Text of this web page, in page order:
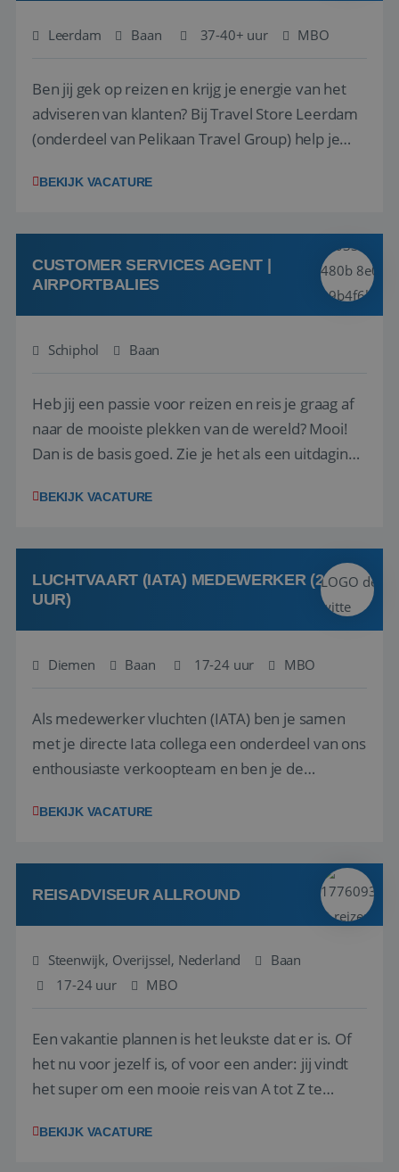
Leerdam Baan 37-40+ uur MBO
Ben jij gek op reizen en krijg je energie van het
adviseren van klanten? Bij Travel Store Leerdam
(onderdeel van Pelikaan Travel Group) help je
vinden. Samen maken we van elke reis een
hebt in de reisbranche of j...
BEKIJK VACATURE
CUSTOMER SERVICES AGENT |
AIRPORTBALIES
Schiphol Baan
Heb jij een passie voor reizen en reis je graag af
naar de mooiste plekken van de wereld? Mooi!
Dan is de basis goed. Zie je het als een uitdaging
het samenstellen en boeken van de perfecte
deze onderdelen zijn nu samen gevoegd...
BEKIJK VACATURE
LUCHTVAART (IATA) MEDEWERKER (24-32
UUR)
Diemen Baan 17-24 uur MBO
Als medewerker vluchten (IATA) ben je samen
met je directe Iata collega een onderdeel van ons
enthousiaste verkoopteam en ben je de
en tarieven waar je collega’s niet uitkomen.
kwaliteitsbewaking van alles wat met IATA te m...
BEKIJK VACATURE
REISADVISEUR ALLROUND
Steenwijk, Overijssel, Nederland
Baan
17-24 uur
MBO
Een vakantie plannen is het leukste dat er is. Of
het nu voor jezelf is, of voor een ander: jij vindt
het super om een mooie reis van A tot Z te
vakantiegangers de meest prachtige plekjes op
BEKIJK VACATURE